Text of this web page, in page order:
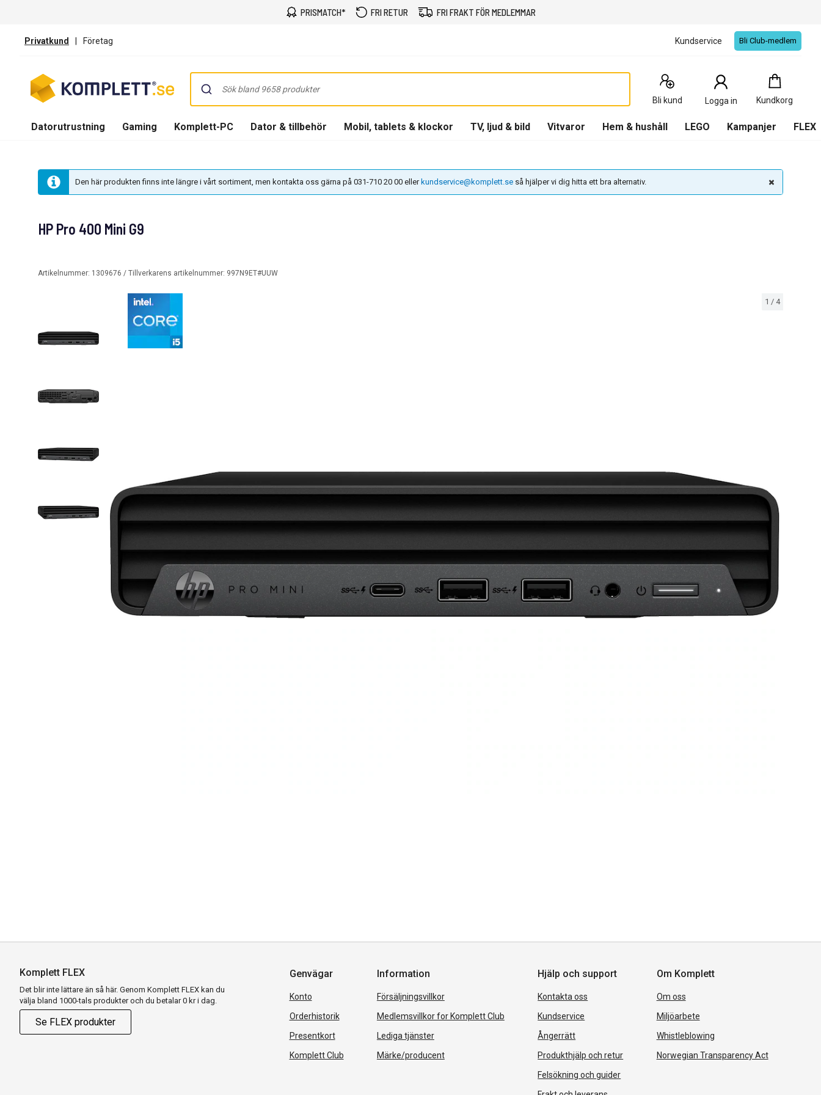
PRISMATCH* FRI RETUR FRI FRAKT FÖR MEDLEMMAR
Privatkund | Företag Kundservice Bli Club-medlem
Bli kund Logga in Kundkorg
Kundkorg
0
Produkter
Datorutrustning Gaming Komplett-PC Dator & tillbehör Mobil, tablets & klockor TV, ljud & bild Vitvaror Hem & hushåll LEGO Kampanjer FLEX
Den här produkten finns inte längre i vårt sortiment, men kontakta oss gärna på 031-710 20 00 eller kundservice@komplett.se så hjälper vi dig hitta ett bra alternativ.
1 / 4
HP Pro 400 Mini G9
Artikelnummer: 1309676 / Tillverkarens artikelnummer: 997N9ET#UUW
Komplett FLEX
Det blir inte lättare än så här. Genom Komplett FLEX kan du
välja bland 1000-tals produkter och du betalar 0 kr i dag.
Se FLEX produkter
Genvägar
Konto
Orderhistorik
Presentkort
Komplett Club
Information
Försäljningsvillkor
Medlemsvillkor for Komplett Club
Lediga tjänster
Märke/producent
Hjälp och support
Kontakta oss
Kundservice
Ångerrätt
Produkthjälp och retur
Felsökning och guider
Om Komplett
Om oss
Miljöarbete
Whistleblowing
Norwegian Transparency Act